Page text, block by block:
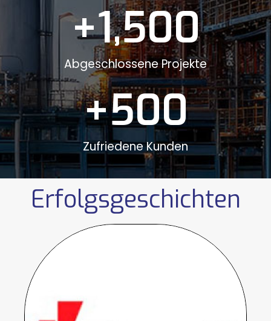
Abgeschlossene Projekte
+1,500
Zufriedene Kunden
+500
Erfolgsgeschichten